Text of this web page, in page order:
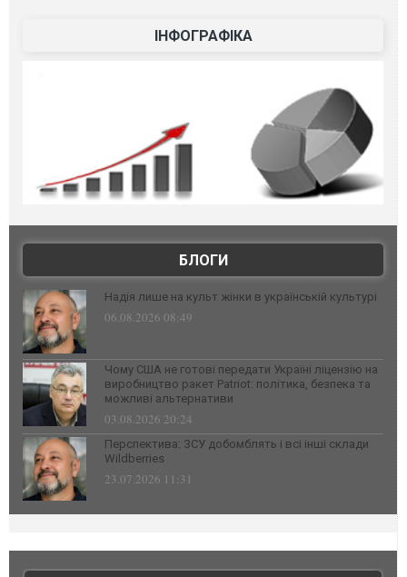
ІНФОГРАФІКА
БЛОГИ
Надія лише на культ жінки в українській культурі
06.08.2026 08:49
Чому США не готові передати Україні ліцензію на
виробництво ракет Patriot: політика, безпека та
можливі альтернативи
03.08.2026 20:24
Перспектива: ЗСУ добомблять і всі інші склади
Wildberries
23.07.2026 11:31